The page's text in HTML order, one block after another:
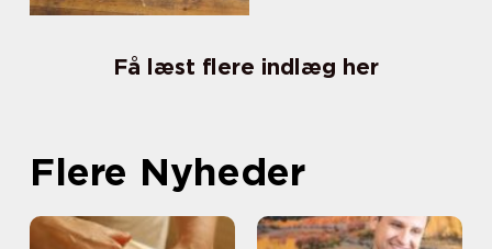
Få læst flere indlæg her
Flere Nyheder